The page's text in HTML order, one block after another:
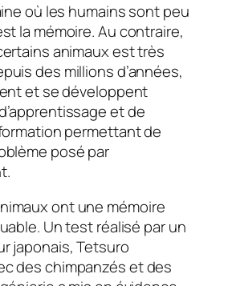
où les humains sont peu
la mémoire. Au contraire,
animaux est très
des millions d’années,
et se développent
et de
permettant de
posé par
ont une mémoire
Un test réalisé par un
japonais, Tetsuro
des chimpanzés et des